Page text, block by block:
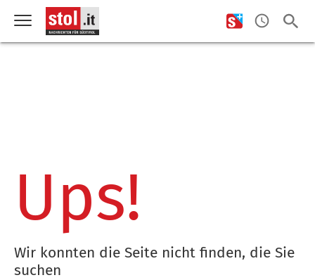
Ups!
Wir konnten die Seite nicht finden, die Sie
suchen